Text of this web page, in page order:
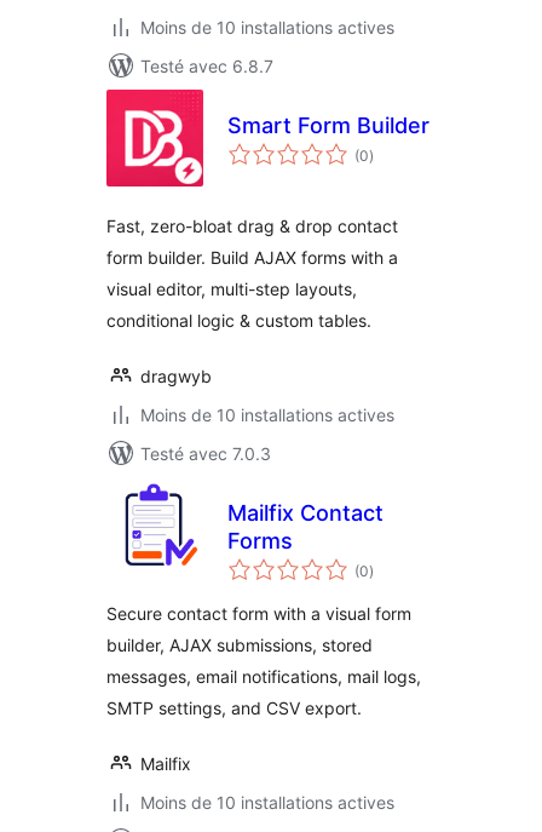
Moins de 10 installations actives
Testé avec 6.8.7
Smart Form Builder
(0notes
en
)
Fast, zero-bloat drag & drop contact
form builder. Build AJAX forms with a
visual editor, multi-step layouts,
conditional logic & custom tables.
dragwyb
Moins de 10 installations actives
Testé avec 7.0.3
Mailfix Contact
Forms
(0notes
en
)
Secure contact form with a visual form
builder, AJAX submissions, stored
messages, email notifications, mail logs,
SMTP settings, and CSV export.
Mailfix
Moins de 10 installations actives